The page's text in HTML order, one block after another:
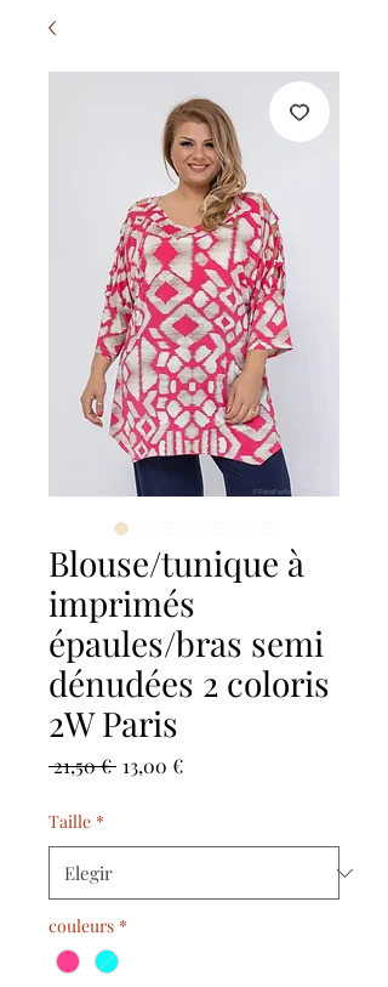
Blouse/tunique à
imprimés
épaules/bras semi
dénudées 2 coloris
2W Paris
21,50 € Precio
13,00 €Precio
Taille *
couleurs *